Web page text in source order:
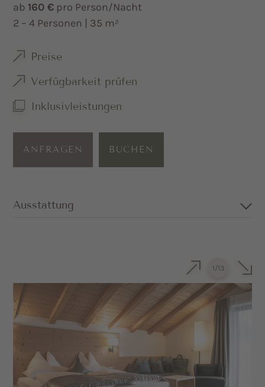
ab 160 € pro Person/Nacht
2 – 4 Personen | 35 m²
Preise
Verfügbarkeit prüfen
Inklusivleistungen
ANFRAGEN BUCHEN
Ausstattung
Schlafmöglichkeit genutzt werden)
Privater Balkon mit Blick nach Süden
Badezimmer mit Dusche, separatem WC,
Föhn und Kosmetikspiegel
Sat-TV und Safe
1/13